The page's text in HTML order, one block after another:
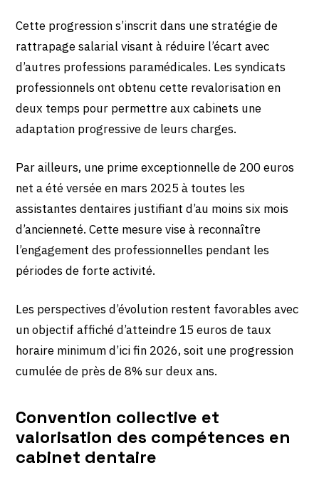
Cette progression s’inscrit dans une stratégie de
rattrapage salarial visant à réduire l’écart avec
d’autres professions paramédicales. Les syndicats
professionnels ont obtenu cette revalorisation en
deux temps pour permettre aux cabinets une
adaptation progressive de leurs charges.
Par ailleurs, une prime exceptionnelle de 200 euros
net a été versée en mars 2025 à toutes les
assistantes dentaires justifiant d’au moins six mois
d’ancienneté. Cette mesure vise à reconnaître
l’engagement des professionnelles pendant les
périodes de forte activité.
Les perspectives d’évolution restent favorables avec
un objectif affiché d’atteindre 15 euros de taux
horaire minimum d’ici fin 2026, soit une progression
cumulée de près de 8% sur deux ans.
Convention collective et
valorisation des compétences en
cabinet dentaire